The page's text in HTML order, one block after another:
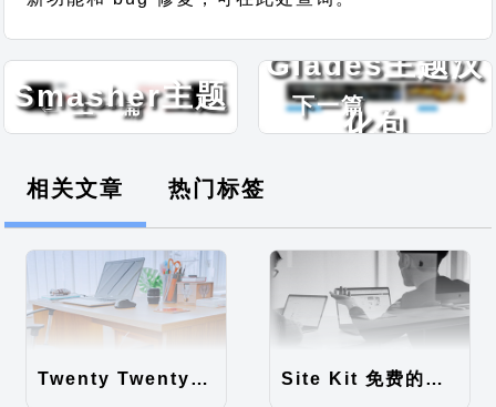
← 上一篇
Width
Smasher主题
下一篇 →
Glades主题汉
化包
相关文章 热门标签
Twenty Twenty-Five 免费的WordPress内容主题 Site Kit 免费的WordPress数据统计插件